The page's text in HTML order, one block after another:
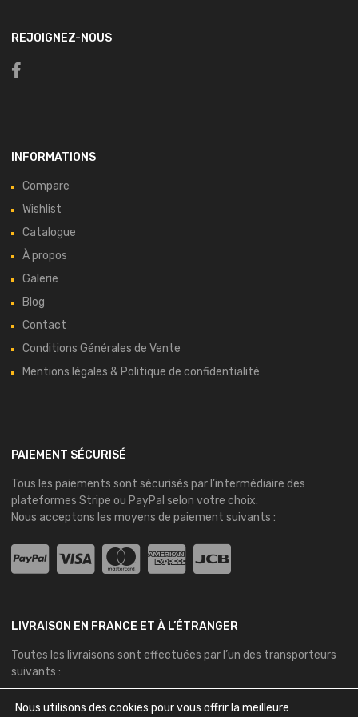
REJOIGNEZ-NOUS
INFORMATIONS
Compare
Wishlist
Catalogue
À propos
Galerie
Blog
Contact
Conditions Générales de Vente
Mentions légales & Politique de confidentialité
PAIEMENT SÉCURISÉ
Tous les paiements sont sécurisés par l’intermédiaire des
plateformes Stripe ou PayPal selon votre choix.
Nous acceptons les moyens de paiement suivants :
LIVRAISON EN FRANCE ET À L’ÉTRANGER
Toutes les livraisons sont effectuées par l’un des transporteurs
suivants :
Nous utilisons des cookies pour vous offrir la meilleure